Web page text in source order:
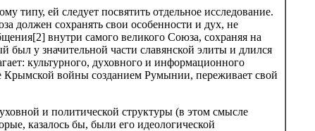
типу, ей следует посвятить отдельное исследование.
должен сохранять свои особенности и дух, не
внутри самого великого Союза, сохраняя на
был у значительной части славянской элиты и длился
культурного, духовного и информационного
Крымской войны созданием Румынии, переживает свой
и политической структуры (в этом смысле
казалось бы, были его идеологической